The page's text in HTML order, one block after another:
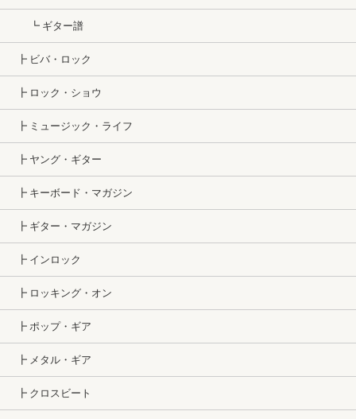
┗ ギター譜
┣ ビバ・ロック
┣ ロック・ショウ
┣ ミュージック・ライフ
┣ ヤング・ギター
┣ キーボード・マガジン
┣ ギター・マガジン
┣ インロック
┣ ロッキング・オン
┣ ポップ・ギア
┣ メタル・ギア
┣ クロスビート